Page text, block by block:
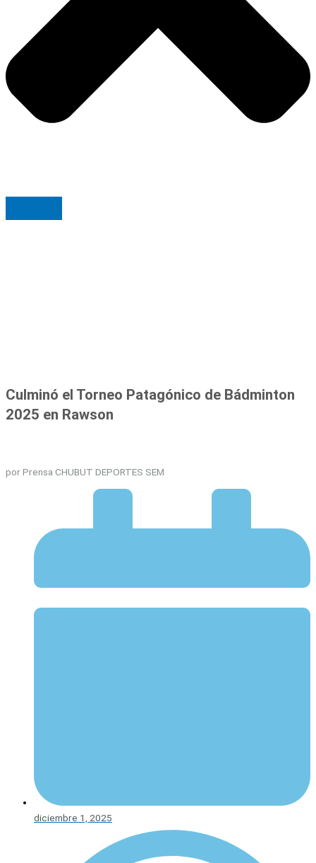
Culminó el Torneo Patagónico de Bádminton
2025 en Rawson
por Prensa CHUBUT DEPORTES SEM
diciembre 1, 2025